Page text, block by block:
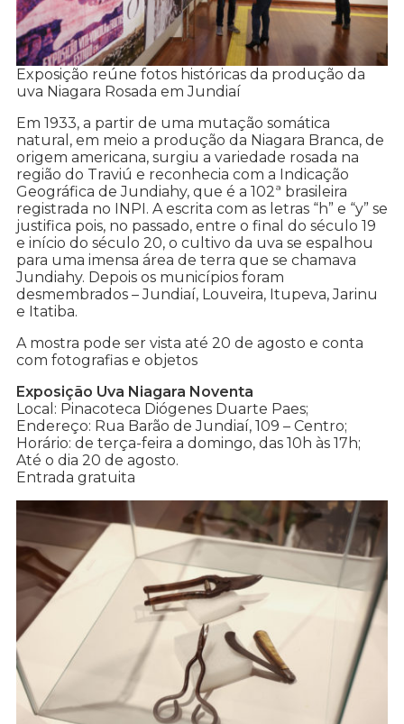
Exposição reúne fotos históricas da produção da
uva Niagara Rosada em Jundiaí
Em 1933, a partir de uma mutação somática
natural, em meio a produção da Niagara Branca, de
origem americana, surgiu a variedade rosada na
região do Traviú e reconhecia com a Indicação
Geográfica de Jundiahy, que é a 102ª brasileira
registrada no INPI. A escrita com as letras “h” e “y” se
justifica pois, no passado, entre o final do século 19
e início do século 20, o cultivo da uva se espalhou
para uma imensa área de terra que se chamava
Jundiahy. Depois os municípios foram
desmembrados – Jundiaí, Louveira, Itupeva, Jarinu
e Itatiba.
A mostra pode ser vista até 20 de agosto e conta
com fotografias e objetos
Exposição Uva Niagara Noventa
Local: Pinacoteca Diógenes Duarte Paes;
Endereço: Rua Barão de Jundiaí, 109 – Centro;
Horário: de terça-feira a domingo, das 10h às 17h;
Até o dia 20 de agosto.
Entrada gratuita